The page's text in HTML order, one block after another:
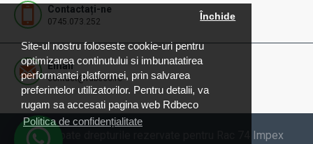
Site-ul nostru foloseste cookie-uri pentru
optimizarea continutului si imbunatatirea
performantei platformei, prin salvarea
preferintelor utilizatorilor. Pentru detalii, va
rugam sa accesati pagina web Rdbeco
Politica de confidențialitate
Închide
Contactați-ne
0745.073.252
Email
contact@rdbeco.ro
© 2025 Toate drepturile rezervate pentru Rac 74 Impex